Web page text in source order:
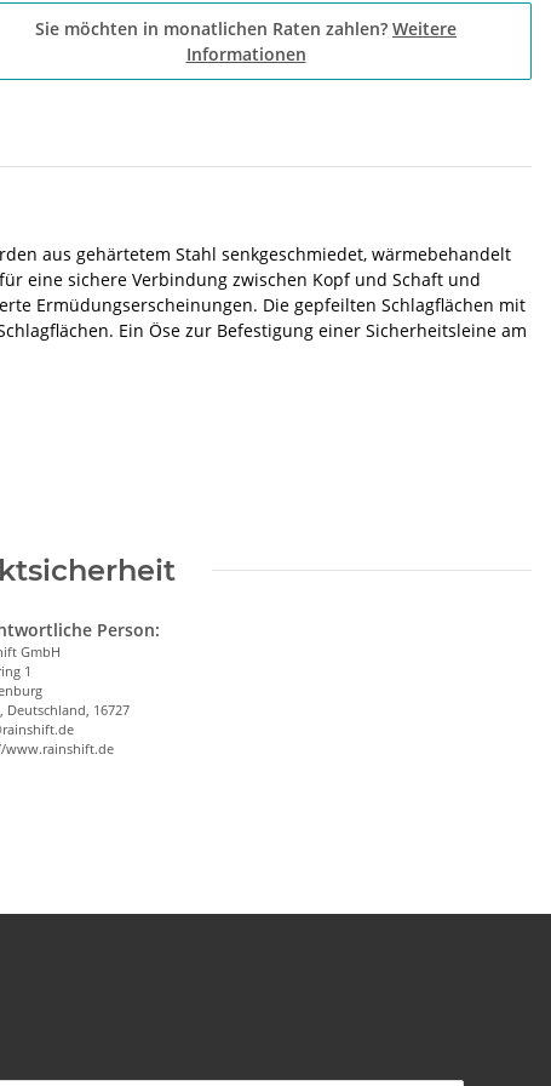
Sie möchten in monatlichen Raten zahlen? Weitere
Informationen
aus gehärtetem Stahl senkgeschmiedet, wärmebehandelt
eine sichere Verbindung zwischen Kopf und Schaft und
Ermüdungserscheinungen. Die gepfeilten Schlagflächen mit
Ein Öse zur Befestigung einer Sicherheitsleine am
Person:
GmbH
1
Deutschland, 16727
www.rainshift.de